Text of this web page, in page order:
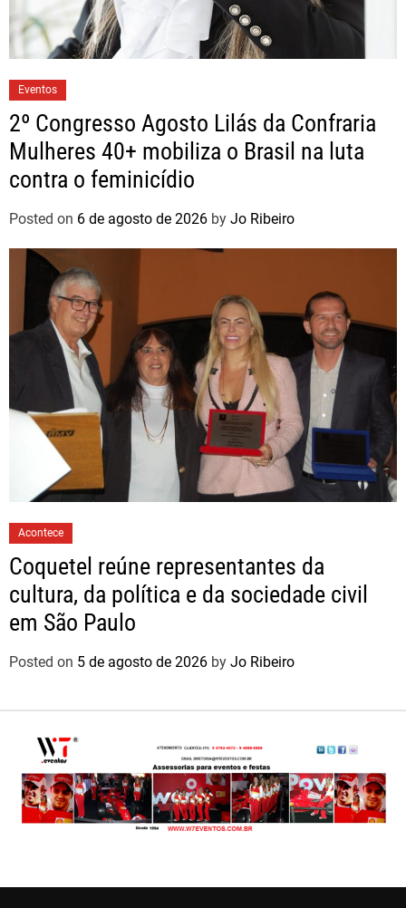
Eventos
2º Congresso Agosto Lilás da Confraria
Mulheres 40+ mobiliza o Brasil na luta
contra o feminicídio
Posted on 6 de agosto de 2026 by Jo Ribeiro
Acontece
Coquetel reúne representantes da
cultura, da política e da sociedade civil
em São Paulo
Posted on 5 de agosto de 2026 by Jo Ribeiro